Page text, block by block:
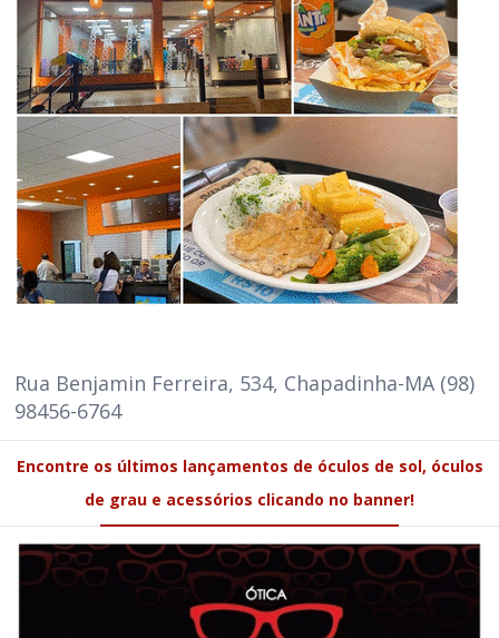
Rua Benjamin Ferreira, 534, Chapadinha-MA (98)
98456-6764
Encontre os últimos lançamentos de óculos de sol, óculos
de grau e acessórios clicando no banner!